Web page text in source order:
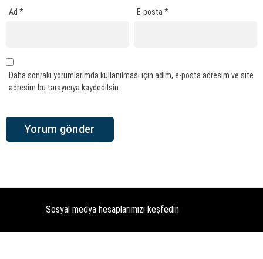
Ad * E-posta*
Daha sonraki yorumlarımda kullanılması için adım, e-posta adresim ve site
adresim bu tarayıcıya kaydedilsin.
Sosyal medya hesaplarımızı keşfedin